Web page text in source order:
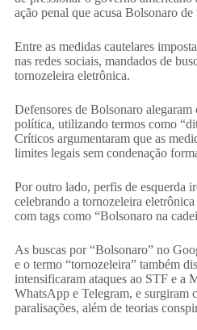
ação penal que acusa Bolsonaro
Entre as medidas cautelares
nas redes sociais, mandados de
tornozeleira eletrônica.
Defensores de Bolsonaro alegaram
política, utilizando termos como
Críticos argumentaram que as
limites legais sem condenação
Por outro lado, perfis de esquerda
celebrando a tornozeleira
com tags como “Bolsonaro na
As buscas por “Bolsonaro” no
e o termo “tornozeleira” também
intensificaram ataques ao STF e a
WhatsApp e Telegram, e surgiram
paralisações, além de teorias